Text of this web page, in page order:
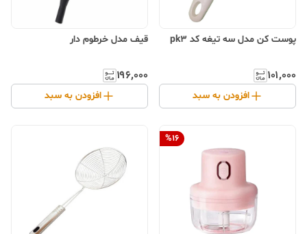
پوست کن مدل سه تیغه کد pk3
۱۰۱٬۰۰۰
افزودن به سبد
قیف مدل خرطوم دار
۱۹۶٬۰۰۰
افزودن به سبد
%16